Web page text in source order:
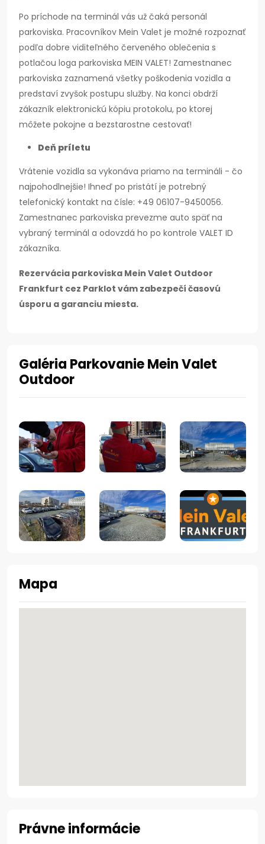
Po príchode na terminál vás už čaká personál
parkoviska. Pracovníkov Mein Valet je možné rozpoznať
podľa dobre viditeľného červeného oblečenia s
potlačou loga parkoviska MEIN VALET! Zamestnanec
parkoviska zaznamená všetky poškodenia vozidla a
predstaví zvyšok postupu služby. Na konci obdrží
zákazník elektronickú kópiu protokolu, po ktorej
môžete pokojne a bezstarostne cestovať!
Deň príletu
Vrátenie vozidla sa vykonáva priamo na termináli - čo
najpohodlnejšie! Ihneď po pristátí je potrebný
telefonický kontakt na čísle: +49 06107-9450056.
Zamestnanec parkoviska prevezme auto späť na
vybraný terminál a odovzdá ho po kontrole VALET ID
zákazníka.
Rezervácia parkoviska Mein Valet Outdoor
Frankfurt cez Parklot vám zabezpečí časovú
úsporu a garanciu miesta.
Galéria Parkovanie Mein Valet
Outdoor
Mapa
Právne informácie